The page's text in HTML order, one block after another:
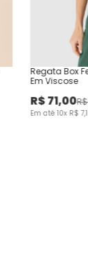
Regata Box
Em Viscose
R$71,00R$
Em até10x R$ 7,